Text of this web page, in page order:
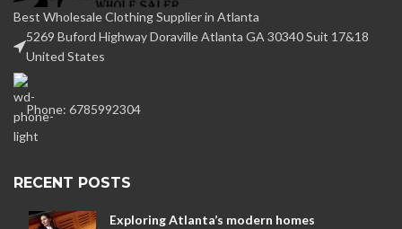
Best Wholesale Clothing Supplier in Atlanta
5269 Buford Highway Doraville Atlanta GA 30340 Suit 17&18
United States
Phone: 6785992304
RECENT POSTS
Exploring Atlanta’s modern homes